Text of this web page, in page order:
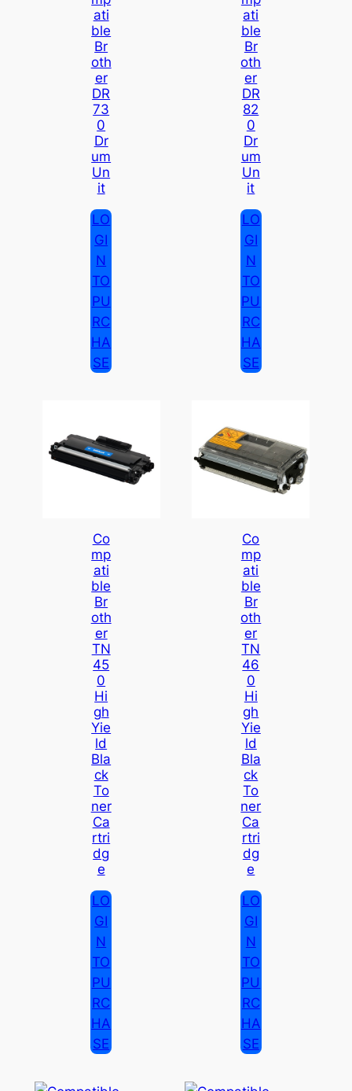
Ati
Ble
Br
Oth
Er
DR
73
0
Dr
Um
Un
It
LO
GI
N
TO
PU
RC
HA
SE
Ati
Ble
Br
Oth
Er
DR
82
0
Dr
Um
Un
It
LO
GI
N
TO
PU
RC
HA
SE
Co
Mp
Ati
Ble
Br
Oth
Er
TN
45
0
Hi
Gh
Yie
Ld
Bla
Ck
To
Ner
Ca
Rtri
Dg
E
LO
GI
N
TO
PU
RC
HA
SE
Co
Mp
Ati
Ble
Br
Oth
Er
TN
46
0
Hi
Gh
Yie
Ld
Bla
Ck
To
Ner
Ca
Rtri
Dg
E
LO
GI
N
TO
PU
RC
HA
SE